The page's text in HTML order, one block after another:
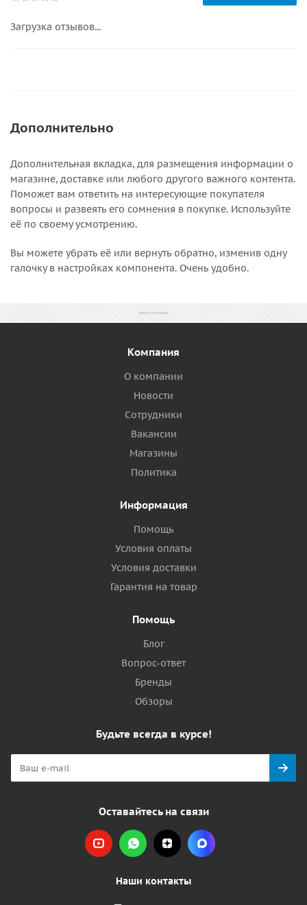
Загрузка отзывов...
Дополнительно
Дополнительная вкладка, для размещения информации о
магазине, доставке или любого другого важного контента.
Поможет вам ответить на интересующие покупателя
вопросы и развеять его сомнения в покупке. Используйте
её по своему усмотрению.
Вы можете убрать её или вернуть обратно, изменив одну
галочку в настройках компонента. Очень удобно.
Компания
О компании
Новости
Сотрудники
Вакансии
Магазины
Политика
Информация
Помощь
Условия оплаты
Условия доставки
Гарантия на товар
Помощь
Блог
Вопрос-ответ
Бренды
Обзоры
Будьте всегда в курсе!
Оставайтесь на связи
Наши контакты